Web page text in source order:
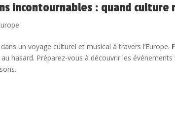
incontournables : quand culture
un voyage culturel et musical à travers l’Europe.
hasard. Préparez-vous à découvrir les